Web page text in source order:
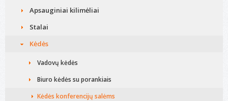
Apsauginiai kilimėliai
Stalai
Kėdės
Vadovų kėdės
Biuro kėdės su porankiais
Kėdės konferencijų salėms